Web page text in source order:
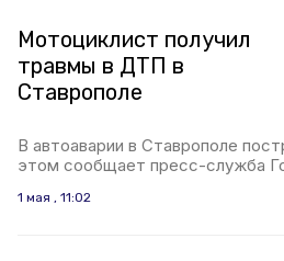
Мотоциклист получил
травмы в ДТП в
Ставрополе
В автоаварии в Ставрополе
этом сообщает пресс-служба
1 мая , 11:02